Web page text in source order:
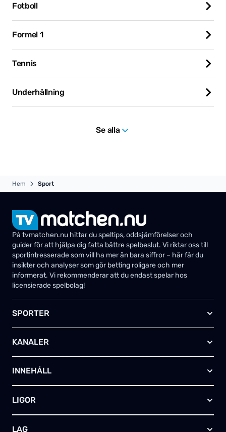
Fotboll
Formel 1
Tennis
Underhållning
Se alla
Hem Sport
På tvmatchen.nu hittar du speltips, oddsjämförelser och
guider för att hjälpa dig fatta bättre spelbeslut. Vi riktar oss till
sportintresserade som vill ha mer än bara siffror – här får du
insikter och analyser som gör betting roligare och mer
informerat. Vi rekommenderar att du endast spelar hos
licensierade spelbolag!
SPORTER
Ishockey
Amerikansk fotboll
Basket
KANALER
TV4 Play Sport Total
Kanal 5
HBO Max (SE)
INNEHÅLL
Kontakta oss
Annonsera
Skapa egen TV-tablå
LIGOR
LAG